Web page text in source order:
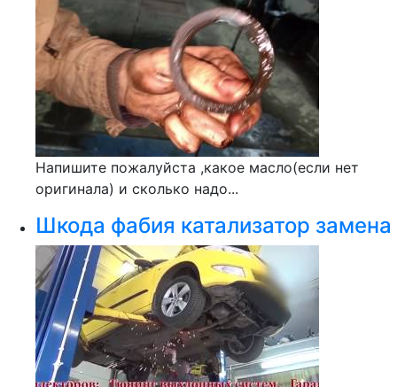
Напишите пожалуйста ,какое масло(если нет
оригинала) и сколько надо...
Шкода фабия катализатор замена